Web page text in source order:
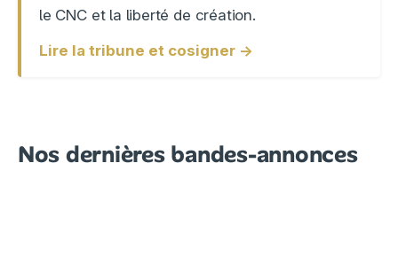
le CNC et la liberté de création.
Lire la tribune et cosigner →
Nos dernières bandes-annonces